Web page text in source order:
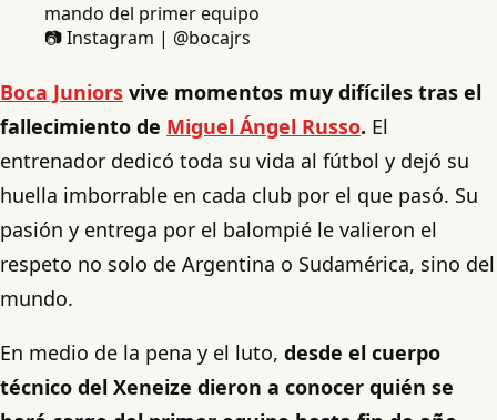
📷 Instagram | @bocajrs
Boca Juniors vive momentos muy difíciles tras el
fallecimiento de Miguel Ángel Russo. El
entrenador dedicó toda su vida al fútbol y dejó su
huella imborrable en cada club por el que pasó. Su
pasión y entrega por el balompié le valieron el
respeto no solo de Argentina o Sudamérica, sino del
mundo.
En medio de la pena y el luto, desde el cuerpo
técnico del Xeneize dieron a conocer quién se